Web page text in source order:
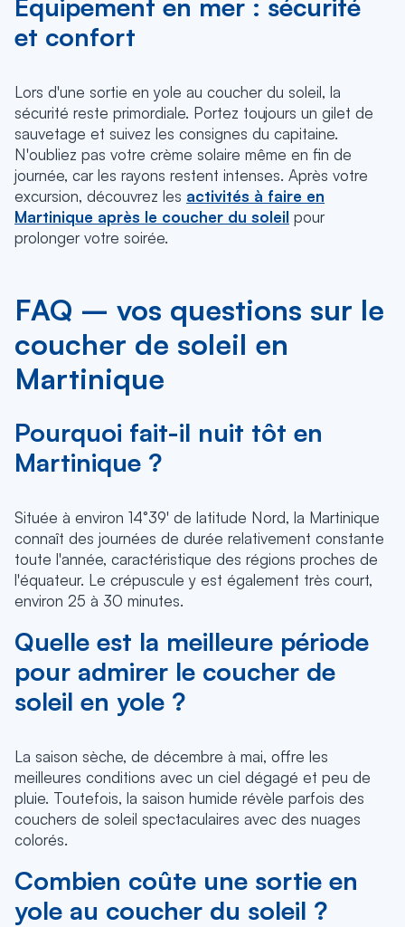
Équipement en mer : sécurité
et confort
Lors d'une sortie en yole au coucher du soleil, la
sécurité reste primordiale. Portez toujours un gilet de
sauvetage et suivez les consignes du capitaine.
N'oubliez pas votre crème solaire même en fin de
journée, car les rayons restent intenses. Après votre
excursion, découvrez les activités à faire en
Martinique après le coucher du soleil pour
prolonger votre soirée.
FAQ – vos questions sur le
coucher de soleil en
Martinique
Pourquoi fait-il nuit tôt en
Martinique ?
Située à environ 14°39' de latitude Nord, la Martinique
connaît des journées de durée relativement constante
toute l'année, caractéristique des régions proches de
l'équateur. Le crépuscule y est également très court,
environ 25 à 30 minutes.
Quelle est la meilleure période
pour admirer le coucher de
soleil en yole ?
La saison sèche, de décembre à mai, offre les
meilleures conditions avec un ciel dégagé et peu de
pluie. Toutefois, la saison humide révèle parfois des
couchers de soleil spectaculaires avec des nuages
colorés.
Combien coûte une sortie en
yole au coucher du soleil ?